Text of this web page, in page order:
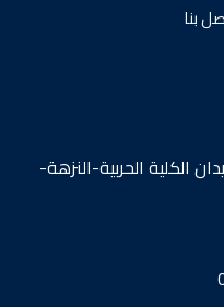
بنا
الكلية الحربية-النزهة-